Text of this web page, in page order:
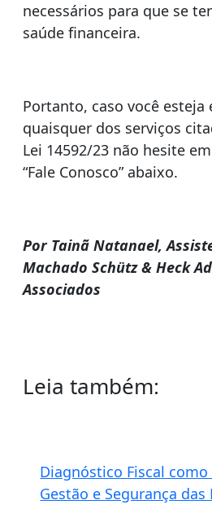
necessários para que se
saúde financeira.
Portanto, caso você esteja
quaisquer dos serviços
Lei 14592/23 não hesite
“Fale Conosco” abaixo.
Por Tainã Natanael,
Machado Schütz & Heck
Associados
Leia também:
Diagnóstico Fiscal
Gestão e Segurança das